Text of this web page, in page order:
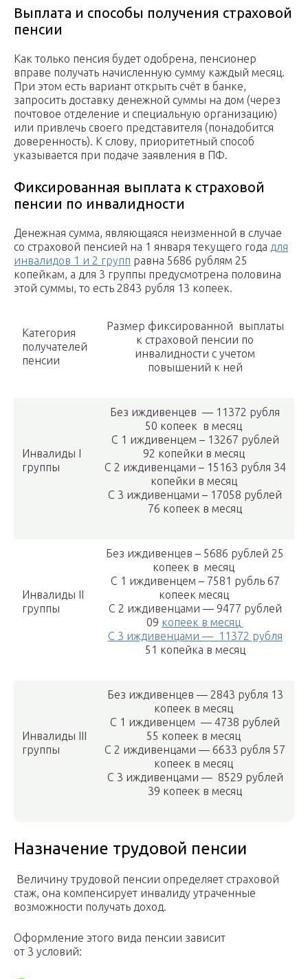
Выплата и способы получения страховой
пенсии
Как только пенсия будет одобрена, пенсионер
вправе получать начисленную сумму каждый месяц.
При этом есть вариант открыть счёт в банке,
запросить доставку денежной суммы на дом (через
почтовое отделение и специальную организацию)
или привлечь своего представителя (понадобится
доверенность). К слову, приоритетный способ
указывается при подаче заявления в ПФ.
Фиксированная выплата к страховой
пенсии по инвалидности
Денежная сумма, являющаяся неизменной в случае
со страховой пенсией на 1 января текущего года для
инвалидов 1 и 2 групп равна 5686 рублям 25
копейкам, а для 3 группы предусмотрена половина
этой суммы, то есть 2843 рубля 13 копеек.
Категория
получателей
пенсии
Размер фиксированной выплаты
к страховой пенсии по
инвалидности с учетом
повышений к ней
Инвалиды I
группы
Без иждивенцев — 11372 рубля
50 копеек в месяц
С 1 иждивенцем – 13267 рублей
92 копейки в месяц
С 2 иждивенцами – 15163 рубля 34
копейки в месяц
С 3 иждивенцами – 17058 рублей
76 копеек в месяц
Инвалиды II
группы
Без иждивенцев – 5686 рублей 25
копеек в месяц
С 1 иждивенцем – 7581 рубль 67
копеек месяц
С 2 иждивенцами — 9477 рублей
09 копеек в месяц
С 3 иждивенцами — 11372 рубля
51 копейка в месяц
Инвалиды III
группы
Без иждивенцев — 2843 рубля 13
копеек в месяц
С 1 иждивенцем — 4738 рублей
55 копеек в месяц
С 2 иждивенцами — 6633 рубля 57
копеек в месяц
С 3 иждивенцами — 8529 рублей
39 копеек в месяц
Назначение трудовой пенсии
Величину трудовой пенсии определяет страховой
стаж, она компенсирует инвалиду утраченные
возможности получать доход.
Оформление этого вида пенсии зависит
от 3 условий: